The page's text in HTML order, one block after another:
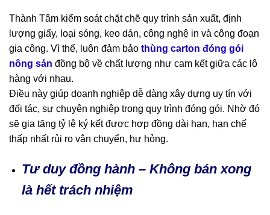
Thành Tâm kiểm soát chặt chẽ quy trình sản xuất, định
lượng giấy, loại sóng, keo dán, công nghệ in và công đoạn
gia công. Vì thế, luôn đảm bảo thùng carton đóng gói
nông sản đồng bộ về chất lượng như cam kết giữa các lô
hàng với nhau.
Điều này giúp doanh nghiệp dễ dàng xây dựng uy tín với
đối tác, sự chuyên nghiệp trong quy trình đóng gói. Nhờ đó
sẽ gia tăng tỷ lệ ký kết được hợp đồng dài hạn, hạn chế
thấp nhất rủi ro vận chuyển, hư hỏng.
Tư duy đồng hành – Không bán xong
là hết trách nhiệm